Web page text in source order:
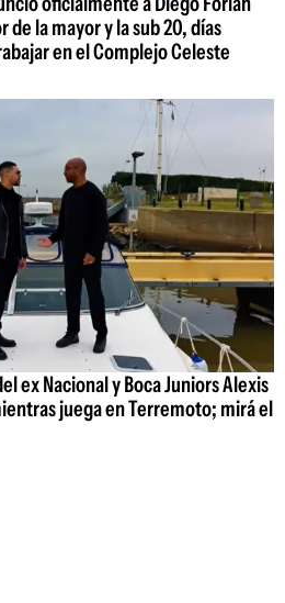
la mayor y la sub 20, días
en el Complejo Celeste
ex Nacional y Boca Juniors Alexis
juega en Terremoto; mirá el